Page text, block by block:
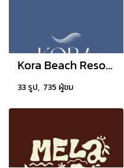
Kora Beach Resort Phuket
33 รูป, 735 ผู้ชม